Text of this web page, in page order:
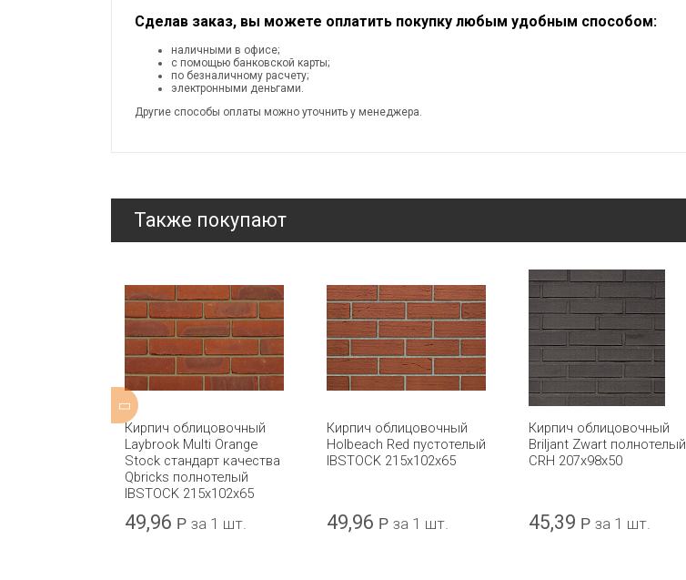
Сделав заказ, вы можете оплатить покупку любым удобным способом:
наличными в офисе;
с помощью банковской карты;
по безналичному расчету;
электронными деньгами.
Другие способы оплаты можно уточнить у менеджера.
Также покупают
Кирпич облицовочный
Laybrook Multi Orange
Stock стандарт качества
Qbricks полнотелый
IBSTOCK 215x102x65
49,96 Р за 1 шт.
Кирпич облицовочный
Holbeach Red пустотелый
IBSTOCK 215x102x65
49,96 Р за 1 шт.
Кирпич облицовочный
Briljant Zwart полнотелый
CRH 207x98x50
45,39 Р за 1 шт.